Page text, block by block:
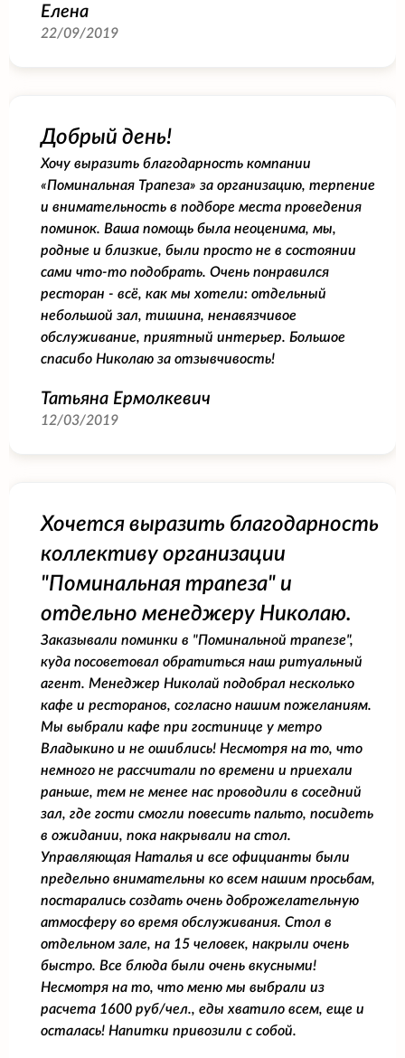
Елена
22/09/2019
Добрый день!
Хочу выразить благодарность компании
«Поминальная Трапеза» за организацию, терпение
и внимательность в подборе места проведения
поминок. Ваша помощь была неоценима, мы,
родные и близкие, были просто не в состоянии
сами что-то подобрать. Очень понравился
ресторан - всё, как мы хотели: отдельный
небольшой зал, тишина, ненавязчивое
обслуживание, приятный интерьер. Большое
спасибо Николаю за отзывчивость!
Татьяна Ермолкевич
12/03/2019
Хочется выразить благодарность
коллективу организации
"Поминальная трапеза" и
отдельно менеджеру Николаю.
Заказывали поминки в "Поминальной трапезе",
куда посоветовал обратиться наш ритуальный
агент. Менеджер Николай подобрал несколько
кафе и ресторанов, согласно нашим пожеланиям.
Мы выбрали кафе при гостинице у метро
Владыкино и не ошиблись! Несмотря на то, что
немного не рассчитали по времени и приехали
раньше, тем не менее нас проводили в соседний
зал, где гости смогли повесить пальто, посидеть
в ожидании, пока накрывали на стол.
Управляющая Наталья и все официанты были
предельно внимательны ко всем нашим просьбам,
постарались создать очень доброжелательную
атмосферу во время обслуживания. Стол в
отдельном зале, на 15 человек, накрыли очень
быстро. Все блюда были очень вкусными!
Несмотря на то, что меню мы выбрали из
расчета 1600 руб/чел., еды хватило всем, еще и
осталась! Напитки привозили с собой.